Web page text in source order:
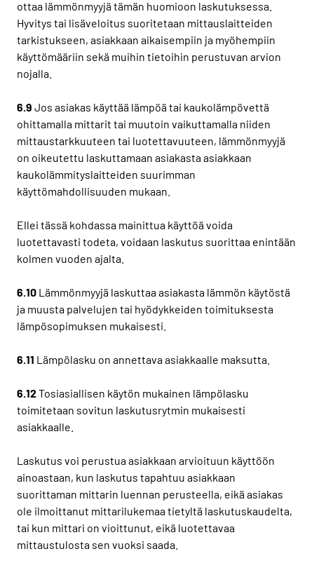
ottaa lämmönmyyjä tämän huomioon laskutuksessa.
Hyvitys tai lisäveloitus suoritetaan mittauslaitteiden
tarkistukseen, asiakkaan aikaisempiin ja myöhempiin
käyttömääriin sekä muihin tietoihin perustuvan arvion
nojalla.
6.9 Jos asiakas käyttää lämpöä tai kaukolämpövettä
ohittamalla mittarit tai muutoin vaikuttamalla niiden
mittaustarkkuuteen tai luotettavuuteen, lämmönmyyjä
on oikeutettu laskuttamaan asiakasta asiakkaan
kaukolämmityslaitteiden suurimman
käyttömahdollisuuden mukaan.
Ellei tässä kohdassa mainittua käyttöä voida
luotettavasti todeta, voidaan laskutus suorittaa enintään
kolmen vuoden ajalta.
6.10 Lämmönmyyjä laskuttaa asiakasta lämmön käytöstä
ja muusta palvelujen tai hyödykkeiden toimituksesta
lämpösopimuksen mukaisesti.
6.11 Lämpölasku on annettava asiakkaalle maksutta.
6.12Tosiasiallisen käytön mukainen lämpölasku
toimitetaan sovitun laskutusrytmin mukaisesti
asiakkaalle.
Laskutus voi perustua asiakkaan arvioituun käyttöön
ainoastaan, kun laskutus tapahtuu asiakkaan
suorittaman mittarin luennan perusteella, eikä asiakas
ole ilmoittanut mittarilukemaa tietyltä laskutuskaudelta,
tai kun mittari on vioittunut, eikä luotettavaa
mittaustulosta sen vuoksi saada.